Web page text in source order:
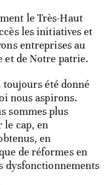
le Très-Haut
les initiatives et
entreprises au
et de Notre patrie.
toujours été donné
nous aspirons.
sommes plus
le cap, en
en
de réformes en
dysfonctionnements